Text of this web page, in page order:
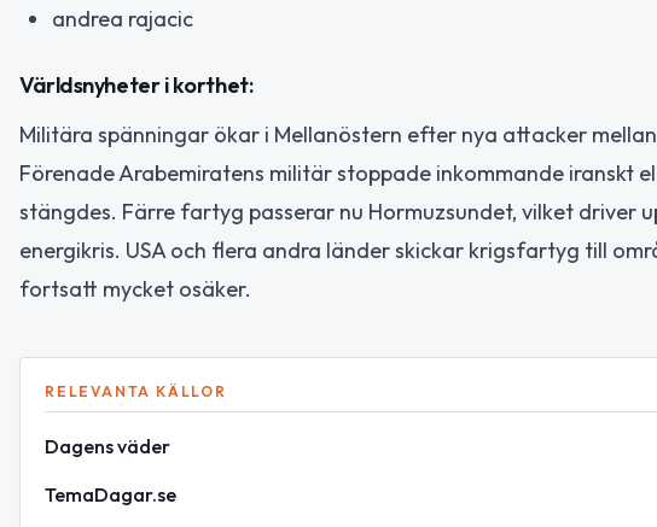
andrea rajacic
Världsnyheter i korthet:
Militära spänningar ökar i Mellanöstern efter nya attacker
Förenade Arabemiratens militär stoppade inkommande
stängdes. Färre fartyg passerar nu Hormuzsundet, vilket driver
energikris. USA och flera andra länder skickar krigsfartyg till
fortsatt mycket osäker.
RELEVANTA KÄLLOR
Dagens väder
TemaDagar.se